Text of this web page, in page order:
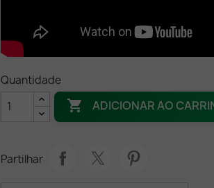
Quantidade
 ADICIONAR AO
Partilhar